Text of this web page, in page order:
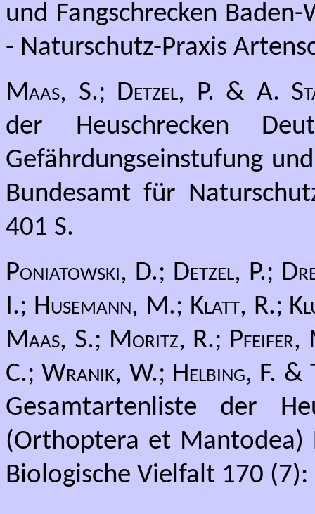
und Fangschrecken
- Naturschutz-Praxis
Maas, S.; Detzel, P. & A.
der Heuschrecken
Gefährdungseinstufung
Bundesamt für
401 S.
Poniatowski, D.; Detzel, P.;
I.; Husemann, M.; Klatt, R.;
Maas, S.; Moritz, R.;
C.; Wranik, W.; Helbing, F. &
Gesamtartenliste der
(Orthoptera et Mantodea)
Biologische Vielfalt 170 (7):